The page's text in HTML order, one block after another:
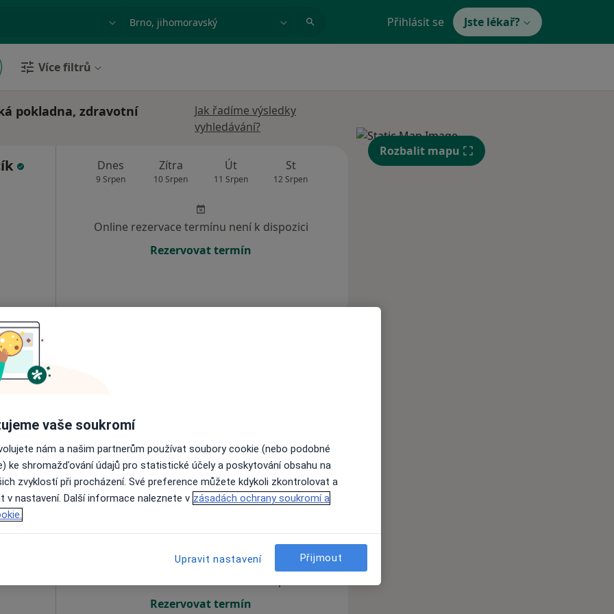
Město nebo region Přihlásit se Jste lékař?
Více filtrů
pokladna, zdravotní
Jak řadíme výsledky
vyhledávání?
Dnes
9 Srpen
Zítra
10 Srpen
Út
11 Srpen
St
12 Srpen
Pá So
Online rezervace termínu není k dispozici
Rezervovat termín
Rezervovat termín
Rozbalit mapu
vaše soukromí
nám a našim partnerům používat soubory cookie (nebo podobné
ke shromažďování údajů pro statistické účely a poskytování obsahu na
zvyklostí při procházení. Své preference můžete kdykoli zkontrolovat a
v nastavení. Další informace naleznete v zásadách ochrany soukromí a
Upravit nastavení Přijmout